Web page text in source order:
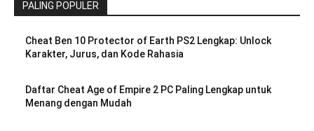
PALING POPULER
Cheat Ben 10 Protector of Earth PS2 Lengkap: Unlock
Karakter, Jurus, dan Kode Rahasia
Daftar Cheat Age of Empire 2 PC Paling Lengkap untuk
Menang dengan Mudah